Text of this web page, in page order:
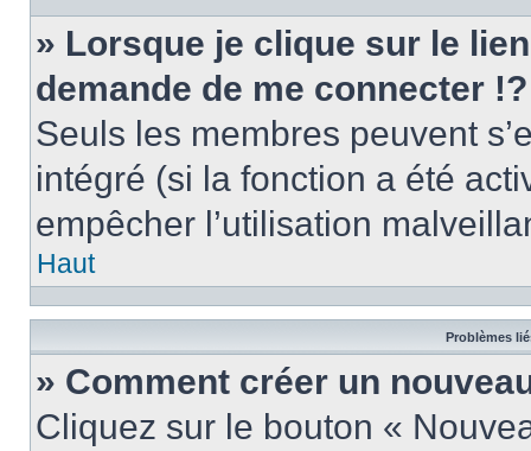
» Lorsque je clique sur le
demande de me connecter !?
Seuls les membres peuvent
intégré (si la fonction a été
empêcher l’utilisation
Haut
Problèmes
» Comment créer un
Cliquez sur le bouton «